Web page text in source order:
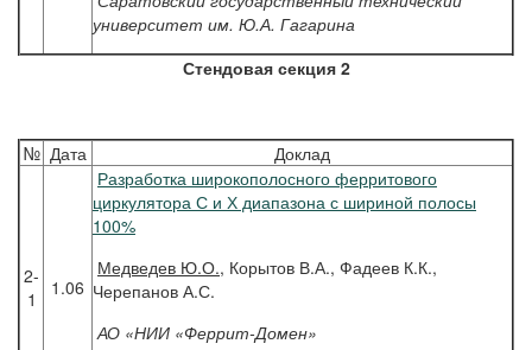
университет им. Ю.А. Гагарина
Стендовая секция 2
№ Дата Доклад
2-
1
1.06
Разработка широкополосного ферритового
циркулятора С и Х диапазона с шириной полосы
100%
Медведев Ю.О., Корытов В.А., Фадеев К.К.,
Черепанов А.С.
АО «НИИ «Феррит-Домен»